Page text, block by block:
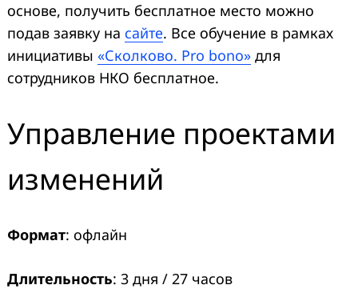
основе, получить бесплатное место можно
подав заявку на сайте. Все обучение в рамках
инициативы «Сколково. Pro bono» для
сотрудников НКО бесплатное.
Управление проектами
изменений
Формат: офлайн
Длительность: 3 дня / 27 часов